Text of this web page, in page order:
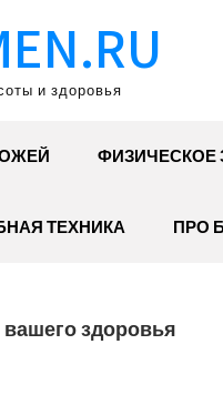
и здоровья
ФИЗИЧЕСКОЕ
ТЕХНИКА ПРО
здоровья